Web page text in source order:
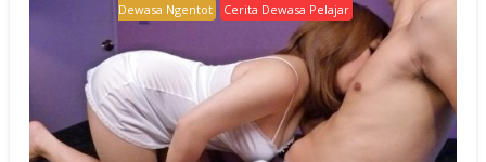
Dewasa Ngentot
Cerita Dewasa Pelajar